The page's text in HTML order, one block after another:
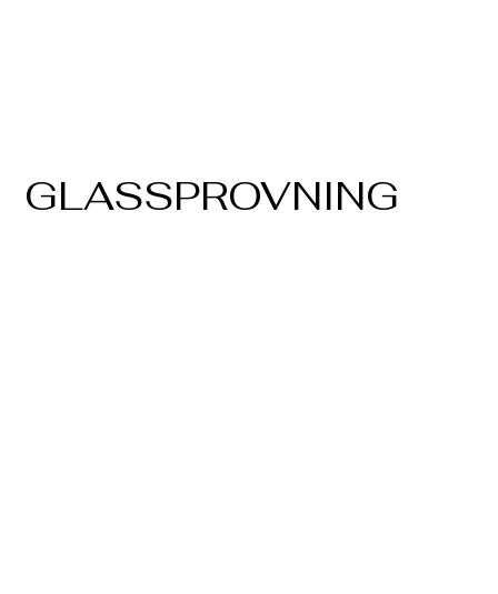
GLASSPROVNING